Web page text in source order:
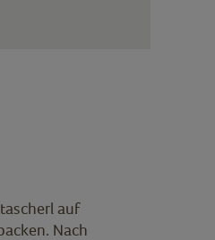
auf
Nach